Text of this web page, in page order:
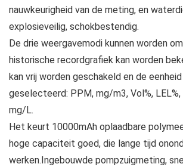
nauwkeurigheid van de meting, en
explosieveilig, schokbestendig.
De drie weergavemodi kunnen worden
historische recordgrafiek kan worden
kan vrij worden geschakeld en de
geselecteerd: PPM, mg/m3, Vol%,
mg/L.
Het keurt 10000mAh oplaadbare
hoge capaciteit goed, die lange tijd
werken.Ingebouwde pompzuigmeting,